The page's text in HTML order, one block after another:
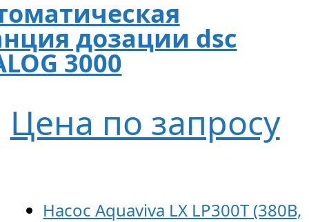
дозации dsc
3000
Цена по запросу
Насос Aquaviva LX LP300T (380В,